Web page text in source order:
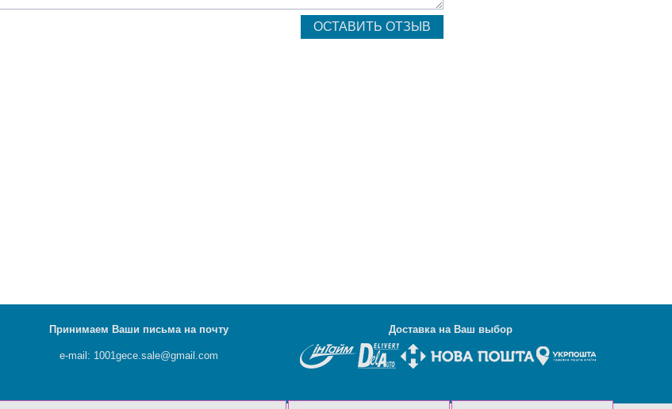
Принимаем Ваши письма на почту Доставка на Ваш выбор
e-mail: 1001gece.sale@gmail.com